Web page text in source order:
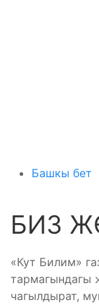
Башкы бет
БИЗ
«Кут Билим»
тармагындагы
чагылдырат,